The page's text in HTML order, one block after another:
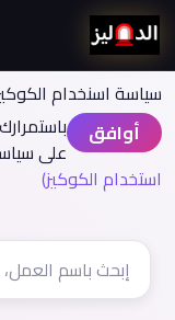
سياسة اسنخدام
أوافق
على
استخدام الكوكيز)